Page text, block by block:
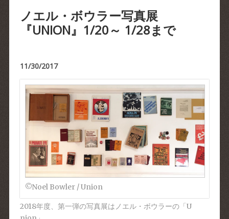
ノエル・ボウラー写真展
『UNION』1/20～ 1/28まで
11/30/2017
©Noel Bowler / Union
2018年度、第一弾の写真展はノエル・ボウラーの「U